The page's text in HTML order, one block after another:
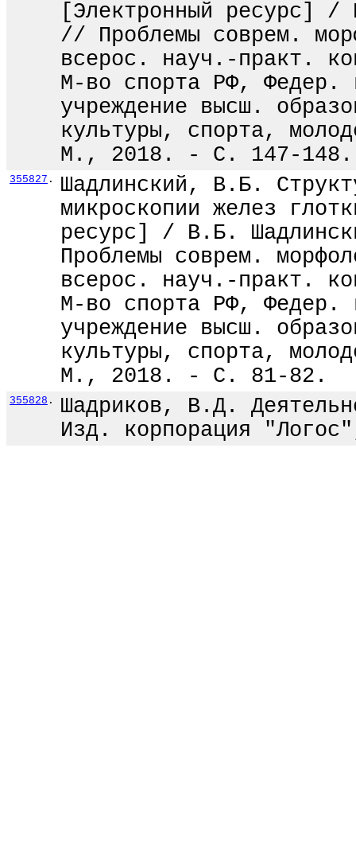
[Электронный ресурс]
// Проблемы соврем.
всерос. науч.-практ.
М-во спорта РФ, Федер.
учреждение высш.
культуры, спорта,
М., 2018. - С. 147-148.
355827 .
Шадлинский, В.Б.
микроскопии желез
ресурс] / В.Б.
Проблемы соврем.
всерос. науч.-практ.
М-во спорта РФ, Федер.
учреждение высш.
культуры, спорта,
М., 2018. - С. 81-82.
355828 .
Шадриков, В.Д.
Изд. корпорация